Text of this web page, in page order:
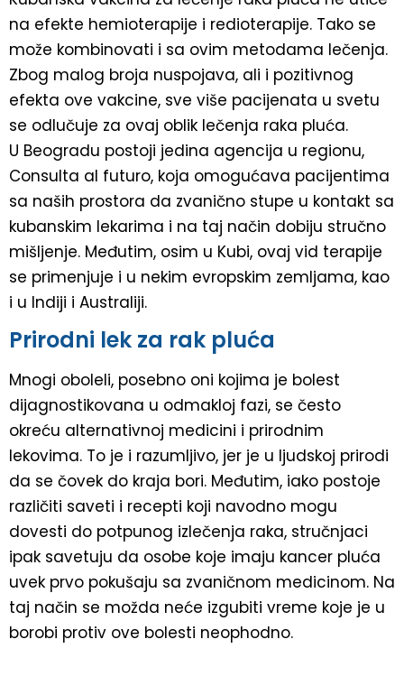
na efekte hemioterapije i redioterapije. Tako se
može kombinovati i sa ovim metodama lečenja.
Zbog malog broja nuspojava, ali i pozitivnog
efekta ove vakcine, sve više pacijenata u svetu
se odlučuje za ovaj oblik lečenja raka pluća.
U Beogradu postoji jedina agencija u regionu,
Consulta al futuro, koja omogućava pacijentima
sa naših prostora da zvanično stupe u kontakt sa
kubanskim lekarima i na taj način dobiju stručno
mišljenje. Međutim, osim u Kubi, ovaj vid terapije
se primenjuje i u nekim evropskim zemljama, kao
i u Indiji i Australiji.
Prirodni lek za rak pluća
Mnogi oboleli, posebno oni kojima je bolest
dijagnostikovana u odmakloj fazi, se često
okreću alternativnoj medicini i prirodnim
lekovima. To je i razumljivo, jer je u ljudskoj prirodi
da se čovek do kraja bori. Međutim, iako postoje
različiti saveti i recepti koji navodno mogu
dovesti do potpunog izlečenja raka, stručnjaci
ipak savetuju da osobe koje imaju kancer pluća
uvek prvo pokušaju sa zvaničnom medicinom. Na
taj način se možda neće izgubiti vreme koje je u
borobi protiv ove bolesti neophodno.